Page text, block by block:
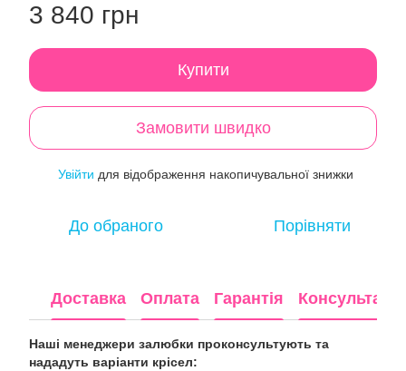
3 840 грн
Купити
Замовити швидко
Увійти для відображення накопичувальної знижки
До обраного Порівняти
Доставка Оплата Гарантія Консультація
Наші менеджери залюбки проконсультують та
нададуть варіанти крісел: